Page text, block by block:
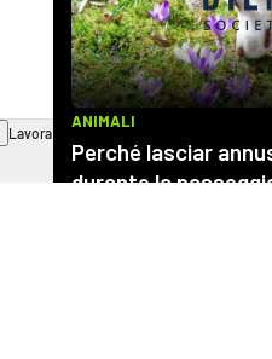
Lavora con noi